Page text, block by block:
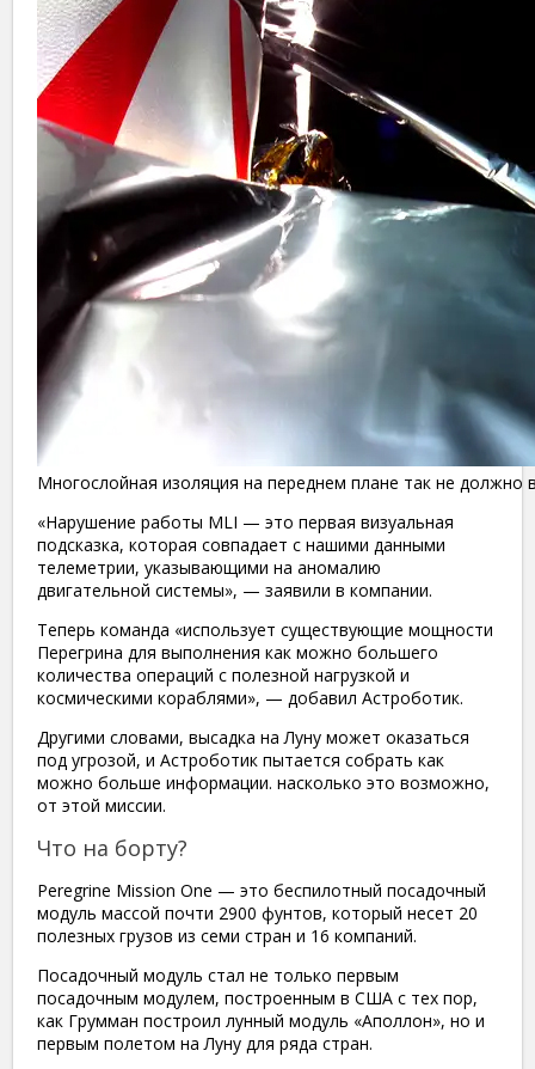
Многослойная изоляция на переднем плане так не должно
«Нарушение работы MLI — это первая визуальная
подсказка, которая совпадает с нашими данными
телеметрии, указывающими на аномалию
двигательной системы», — заявили в компании.
Теперь команда «использует существующие мощности
Перегрина для выполнения как можно большего
количества операций с полезной нагрузкой и
космическими кораблями», — добавил Астроботик.
Другими словами, высадка на Луну может оказаться
под угрозой, и Астроботик пытается собрать как
можно больше информации. насколько это возможно,
от этой миссии.
Что на борту?
Peregrine Mission One — это беспилотный посадочный
модуль массой почти 2900 фунтов, который несет 20
полезных грузов из семи стран и 16 компаний.
Посадочный модуль стал не только первым
посадочным модулем, построенным в США с тех пор,
как Грумман построил лунный модуль «Аполлон», но и
первым полетом на Луну для ряда стран.